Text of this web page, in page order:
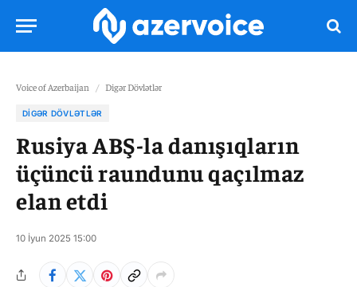
Voice of Azerbaijan / Digər Dövlətlər
DIGƏR DÖVLƏTLƏR
Rusiya ABŞ-la danışıqların
üçüncü raundunu qaçılmaz
elan etdi
10 İyun 2025 15:00